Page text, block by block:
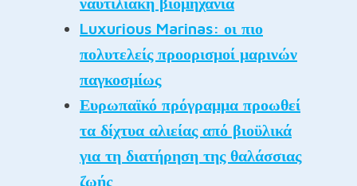
Luxurious Marinas: οι πιο
πολυτελείς προορισμοί μαρινών
παγκοσμίως
Ευρωπαϊκό πρόγραμμα προωθεί
τα δίχτυα αλιείας από βιοϋλικά
για τη διατήρηση της θαλάσσιας
ζωής